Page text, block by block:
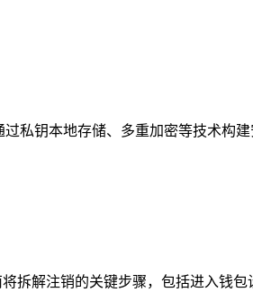
私钥本地存储、多重加密等技术构
拆解注销的关键步骤，包括进入钱